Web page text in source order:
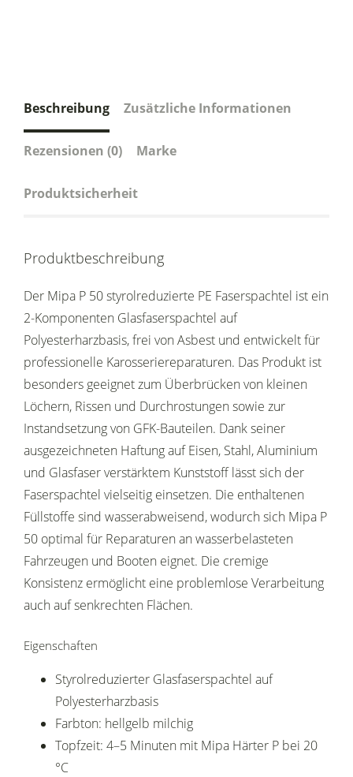
Beschreibung Zusätzliche Informationen
Rezensionen (0) Marke
Produktsicherheit
Produktbeschreibung
Der Mipa P 50 styrolreduzierte PE Faserspachtel ist ein
2-Komponenten Glasfaserspachtel auf
Polyesterharzbasis, frei von Asbest und entwickelt für
professionelle Karosseriereparaturen. Das Produkt ist
besonders geeignet zum Überbrücken von kleinen
Löchern, Rissen und Durchrostungen sowie zur
Instandsetzung von GFK-Bauteilen. Dank seiner
ausgezeichneten Haftung auf Eisen, Stahl, Aluminium
und Glasfaser verstärktem Kunststoff lässt sich der
Faserspachtel vielseitig einsetzen. Die enthaltenen
Füllstoffe sind wasserabweisend, wodurch sich Mipa P
50 optimal für Reparaturen an wasserbelasteten
Fahrzeugen und Booten eignet. Die cremige
Konsistenz ermöglicht eine problemlose Verarbeitung
auch auf senkrechten Flächen.
Eigenschaften
Styrolreduzierter Glasfaserspachtel auf
Polyesterharzbasis
Farbton: hellgelb milchig
Topfzeit: 4–5 Minuten mit Mipa Härter P bei 20
°C